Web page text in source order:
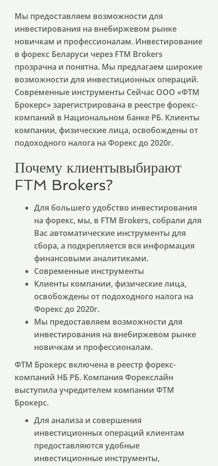
Мы предоставляем возможности для
инвестирования на внебиржевом рынке
новичкам и профессионалам. Инвестирование
в форекс Беларуси через FTM Brokers
прозрачна и понятна. Мы предлагаем широкие
возможности для инвестиционных операций.
Современные инструменты Сейчас ООО «ФТМ
Брокерс» зарегистрирована в реестре форекс-
компаний в Национальном банке РБ. Клиенты
компании, физические лица, освобождены от
подоходного налога на Форекс до 2020г.
Почему клиентывыбирают
FTM Brokers?
Для большего удобство инвестирования
на форекс, мы, в FTM Brokers, собрали для
Вас автоматические инструменты для
сбора, а подкрепляется вся информация
финансовыми аналитиками.
Современные инструменты
Клиенты компании, физические лица,
освобождены от подоходного налога на
Форекс до 2020г.
Мы предоставляем возможности для
инвестирования на внебиржевом рынке
новичкам и профессионалам.
ФТМ Брокерс включена в реестр форекс-
компаний НБ РБ. Компания Форекслайн
выступила учредителем компании ФТМ
Брокерс.
Для анализа и совершения
инвестиционных операций клиентам
предоставляются удобные
инвестиционные инструменты,